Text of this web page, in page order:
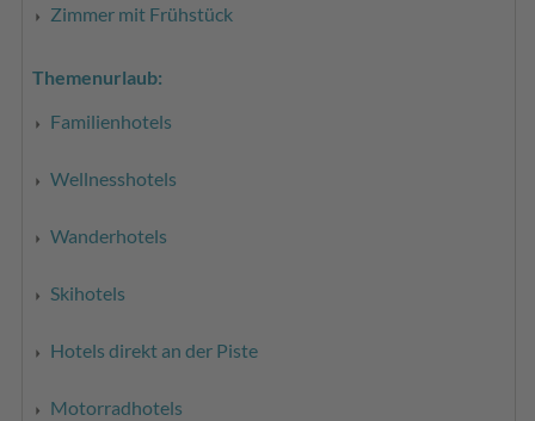
Zimmer mit Frühstück
Themenurlaub:
Familienhotels
Wellnesshotels
Wanderhotels
Skihotels
Hotels direkt an der Piste
Motorradhotels